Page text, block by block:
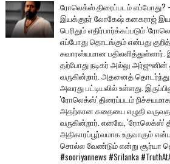
ரோலெக்ஸ் திரைப்படம் எப்போது? -
இயக்குநர் லோகேஷ் கனகராஜ்
பெரிதும் எதிர்பார்க்கப்படும்
எப்போது தொடங்கும் என்பது
சுவாரஸ்யமான
தற்போது நடிகர் அல்லு அர்ஜுனின்
வருகின்றார். அதனைத் தொடர்ந்து
அவரது பட்டியலில் உள்ளது.
'ரோலெக்ஸ்' திரைப்படம்
அதற்கான கதையை எழுதி
வருகின்றார். எனவே, 'ரோலெக்ஸ்'
அதிகாரப்பூர்வமாக உருவாகும்
சொல்ல வேண்டும் என்று சூர்யா
#sooriyannews #Srilanka